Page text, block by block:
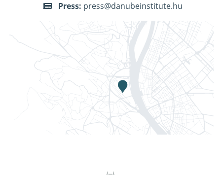
Press: press@danubeinstitute.hu